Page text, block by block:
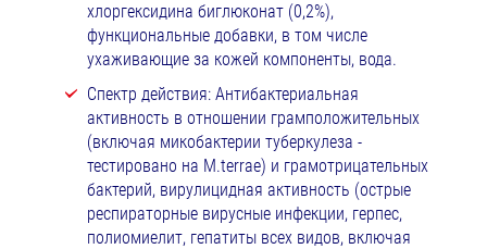
хлоргексидина биглюконат (0,2%),
функциональные добавки, в том числе
ухаживающие за кожей компоненты, вода.
Спектр действия: Антибактериальная
активность в отношении грамположительных
(включая микобактерии туберкулеза -
тестировано на M.terrae) и грамотрицательных
бактерий, вирулицидная активность (острые
респираторные вирусные инфекции, герпес,
полиомиелит, гепатиты всех видов, включая